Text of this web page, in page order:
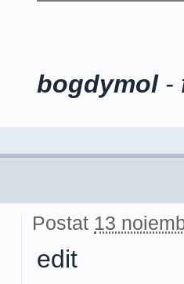
bogdymol-
Postat 13
edit